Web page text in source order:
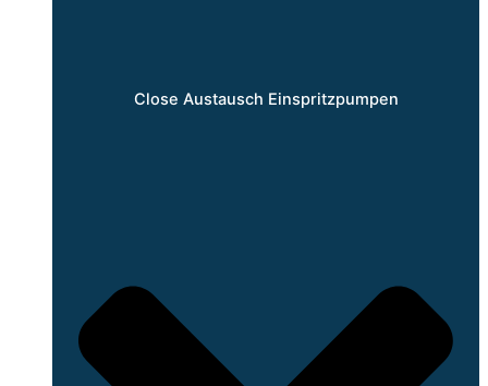
Close Austausch Einspritzpumpen